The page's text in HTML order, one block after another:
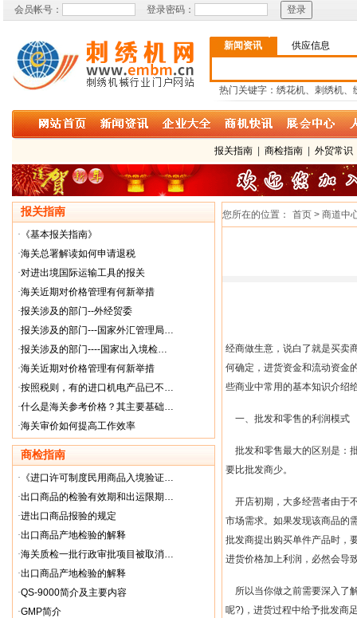
会员帐号： 登录密码：
新闻资讯 供应信息
热门关键字：绣花机、刺绣机、
报关指南 商检指南 外贸常识
报关指南
· 《基本报关指南》
·海关总署解读如何申请退税
·对进出境国际运输工具的报关
·海关近期对价格管理有何新举措
·报关涉及的部门--外经贸委
·报关涉及的部门---国家外汇管理局…
·报关涉及的部门----国家出入境检…
·海关近期对价格管理有何新举措
·按照税则，有的进口机电产品已不…
·什么是海关参考价格？其主要基础…
·海关审价如何提高工作效率
商检指南
· 《进口许可制度民用商品入境验证…
·出口商品的检验有效期和出运限期…
·进出口商品报验的规定
·出口商品产地检验的解释
·海关质检一批行政审批项目被取消…
·出口商品产地检验的解释
·QS-9000简介及主要内容
·GMP简介
您所在的位置： 首页 > 商道中
经商做生意，说白了就是买卖
何确定，进货资金和流动资金
些商业中常用的基本知识介绍
一、批发和零售的利润模式
批发和零售最大的区别是：
要比批发商少。
开店初期，大多经营者由于
市场需求。如果发现该商品的
批发商提出购买单件产品时，
进货价格加上利润，必然会导
所以当你做之前需要深入了
呢?) ，进货过程中给予批发商